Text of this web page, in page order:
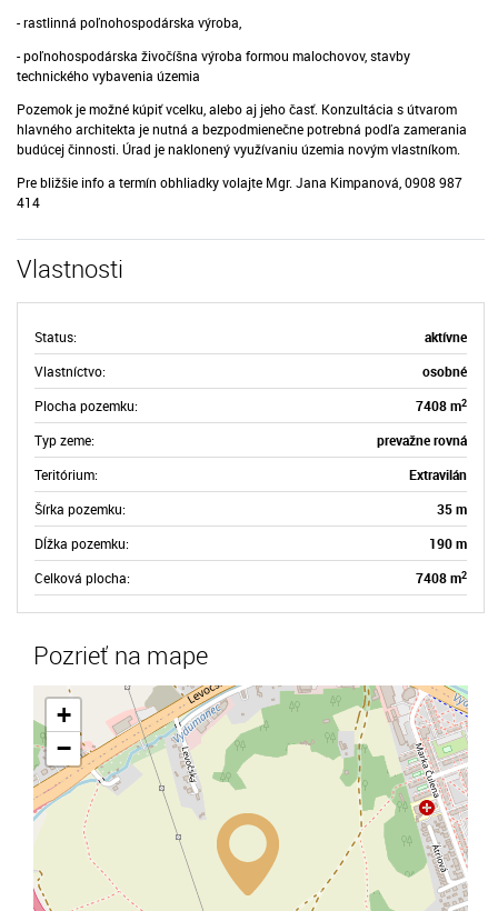
- rastlinná poľnohospodárska výroba,
- poľnohospodárska živočíšna výroba formou malochovov, stavby
technického vybavenia územia
Pozemok je možné kúpiť vcelku, alebo aj jeho časť. Konzultácia s útvarom
hlavného architekta je nutná a bezpodmienečne potrebná podľa zamerania
budúcej činnosti. Úrad je naklonený využívaniu územia novým vlastníkom.
Pre bližšie info a termín obhliadky volajte Mgr. Jana Kimpanová, 0908 987
414
Vlastnosti
Status:
aktívne
Vlastníctvo:
osobné
Plocha pozemku:
7408 m2
Typ zeme:
prevažne rovná
Teritórium:
Extravilán
Šírka pozemku:
35 m
Dĺžka pozemku:
190 m
Celková plocha:
7408 m2
Pozrieť na mape
+
−